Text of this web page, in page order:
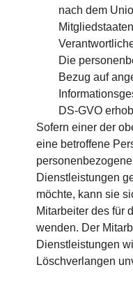
nach dem
Die
Bezug auf
DS-GVO
Sofern einer der
eine betroffene
Dienstleistungen
möchte, kann sie
Mitarbeiter des für
wenden. Der
Dienstleistungen
Löschverlangen